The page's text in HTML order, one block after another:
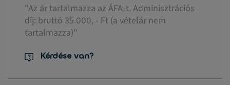
"Az ár tartalmazza az ÁFA-t. Adminisztrációs
díj: bruttó 35.000, - Ft (a vételár nem
tartalmazza)"
Kérdése van?